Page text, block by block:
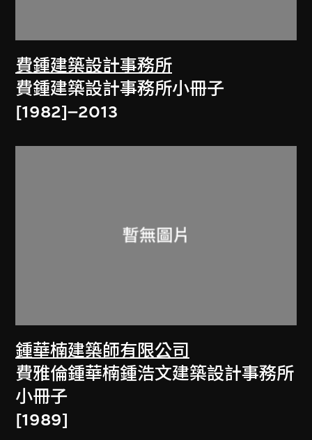
費鍾建築設計事務所
費鍾建築設計事務所小冊子
[1982]–2013
鍾華楠建築師有限公司
費雅倫鍾華楠鍾浩文建築設計事務所
小冊子
[1989]